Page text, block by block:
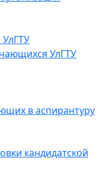
УлГТУ
в аспирантуру
кандидатской